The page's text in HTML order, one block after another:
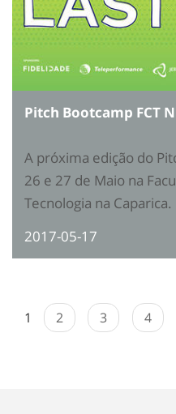
Pitch Bootcamp FCT
A próxima edição do
26 e 27 de Maio na
Tecnologia na Caparica.
2017-05-17
1 2 3 4